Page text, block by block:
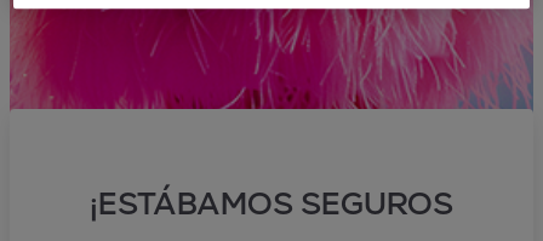
¡ESTÁBAMOS SEGUROS